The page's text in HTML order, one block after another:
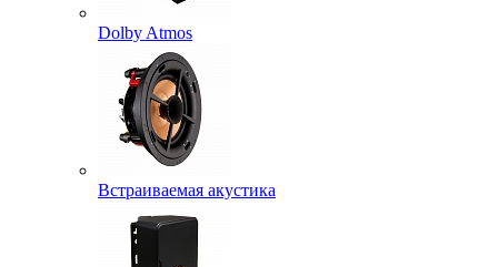
Dolby Atmos
Встраиваемая акустика